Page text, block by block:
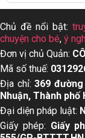
Chủ đề nổi bật:
chuyện cho bé, ý
Đơn vị chủ Quản:
Mã số thuế:
Địa chỉ:369
Nhuận, Thành phố
Đại diện pháp luật:
Giấy phép: Giấy